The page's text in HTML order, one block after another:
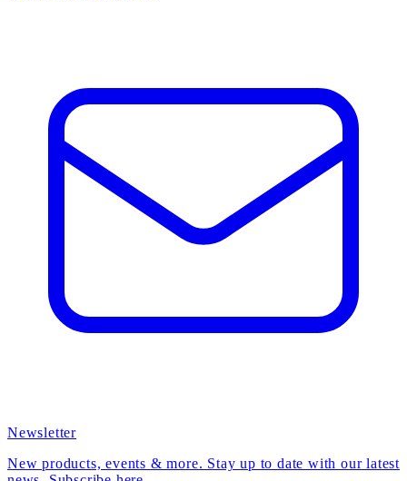
Newsletter
New products, events & more. Stay up to date with our latest